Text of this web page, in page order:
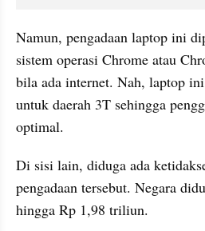
Namun, pengadaan laptop ini
sistem operasi Chrome atau
bila ada internet. Nah, laptop
untuk daerah 3T sehingga
optimal.
Di sisi lain, diduga ada
pengadaan tersebut. Negara
hingga Rp 1,98 triliun.